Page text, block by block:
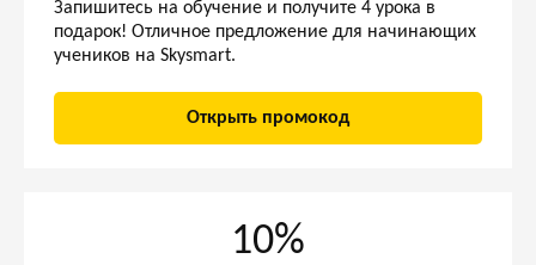
Запишитесь на обучение и получите 4 урока в
подарок! Отличное предложение для начинающих
учеников на Skysmart.
Открыть промокод
10%